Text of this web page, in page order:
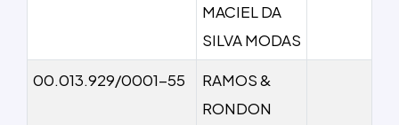
MACIEL DA
SILVA MODAS
00.013.929/0001-55
RAMOS &
RONDON